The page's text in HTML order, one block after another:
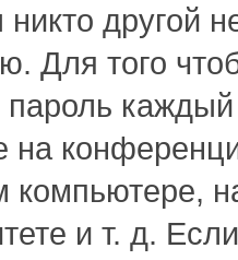
другой
Для того
пароль
на
и т. д.